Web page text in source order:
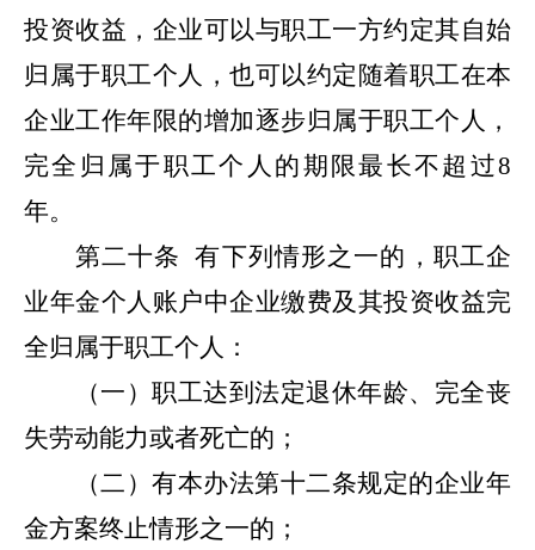
投资收益，企业可以与职工一方约定其自始
归属于职工个人，也可以约定随着职工在本
企业工作年限的增加逐步归属于职工个人，
完全归属于职工个人的期限最长不超过8
年。
第二十条 有下列情形之一的，职工企
业年金个人账户中企业缴费及其投资收益完
全归属于职工个人：
（一）职工达到法定退休年龄、完全丧
失劳动能力或者死亡的；
（二）有本办法第十二条规定的企业年
金方案终止情形之一的；